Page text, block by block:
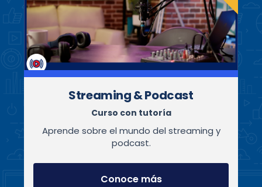
Streaming & Podcast
Curso con tutoría
Aprende sobre el mundo del streaming y
podcast.
Conoce más